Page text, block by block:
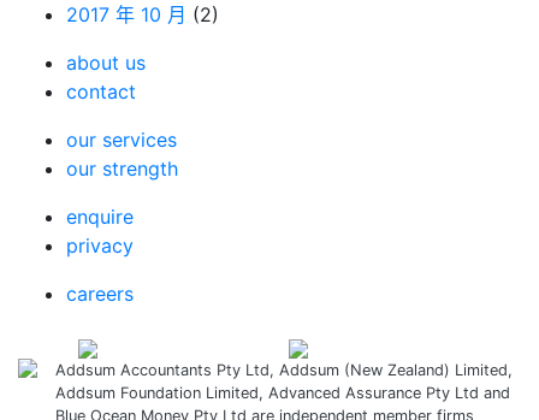
2017 年 10 月 (2)
about us
contact
our services
our strength
enquire
privacy
careers
Addsum Accountants Pty Ltd, Addsum (New Zealand) Limited,
Addsum Foundation Limited, Advanced Assurance Pty Ltd and
Blue Ocean Money Pty Ltd are independent member firms